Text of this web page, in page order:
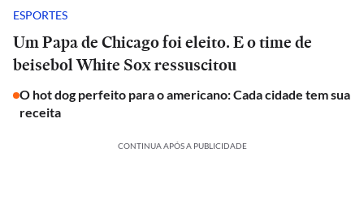
ESPORTES
Um Papa de Chicago foi eleito. E o time de
beisebol White Sox ressuscitou
O hot dog perfeito para o americano: Cada cidade tem sua
receita
CONTINUA APÓS A PUBLICIDADE